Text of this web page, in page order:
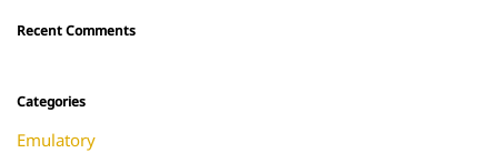
Recent Comments
Categories
Emulatory